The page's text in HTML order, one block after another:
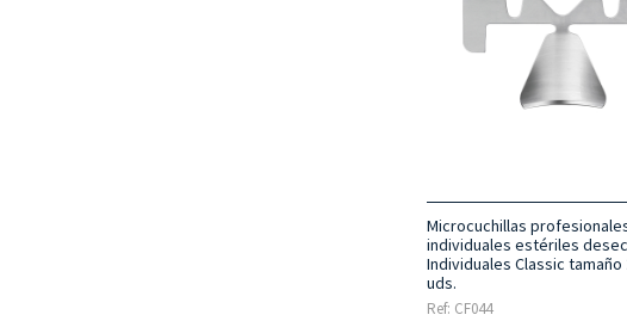
Microcuchillas
individuales estériles
Individuales Classic tamaño
uds.
Ref: CF044